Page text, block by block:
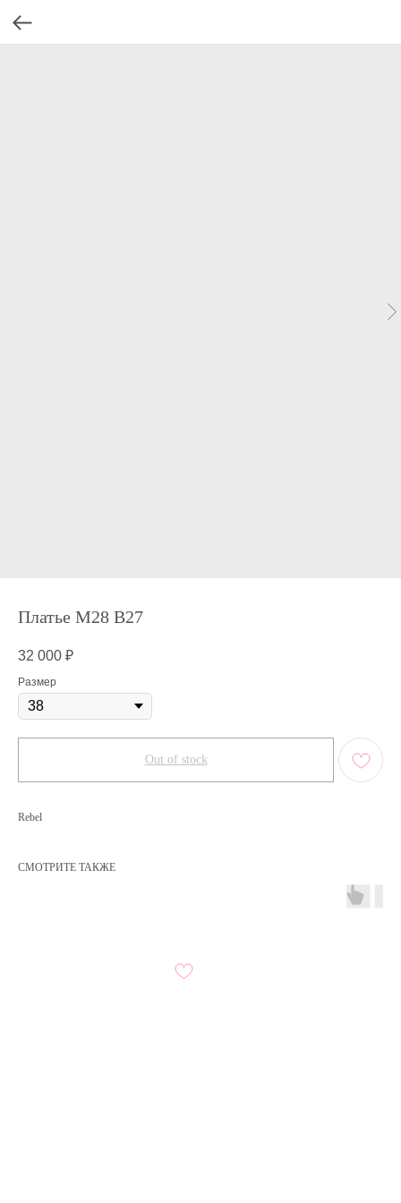
Платье М28 В27
32 000 ₽
Размер
Out of stock
Rebel
СМОТРИТЕ ТАКЖЕ